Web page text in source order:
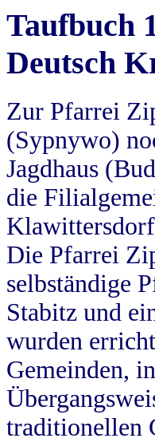
Taufbuch
Deutsch
Zur Pfarrei
(Sypnywo)
Jagdhaus
die
Die Pfarrei
selbständige
Stabitz und
wurden
Gemeinden,
traditionellen